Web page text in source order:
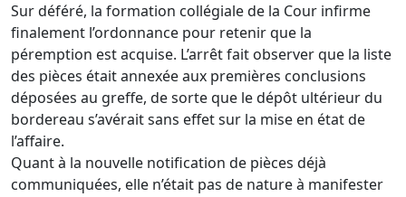
Sur déféré, la formation collégiale de la Cour infirme
finalement l’ordonnance pour retenir que la
péremption est acquise. L’arrêt fait observer que la liste
des pièces était annexée aux premières conclusions
déposées au greffe, de sorte que le dépôt ultérieur du
bordereau s’avérait sans effet sur la mise en état de
l’affaire.
Quant à la nouvelle notification de pièces déjà
communiquées, elle n’était pas de nature à manifester